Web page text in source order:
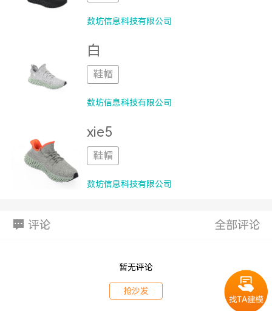
数坊信息科技有限公司
白
鞋帽
数坊信息科技有限公司
xie5
鞋帽
数坊信息科技有限公司
评论 全部评论
暂无评论
抢沙发